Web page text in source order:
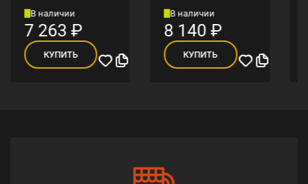
В наличии
7 263₽
КУПИТЬ
В наличии
8 140₽
КУПИТЬ